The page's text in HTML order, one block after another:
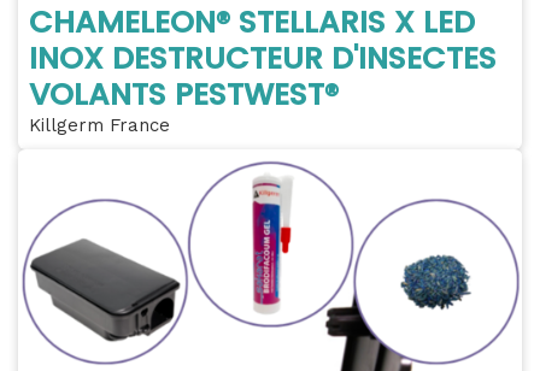
CHAMELEON® STELLARIS X LED
INOX DESTRUCTEUR D'INSECTES
VOLANTS PESTWEST®
Killgerm France